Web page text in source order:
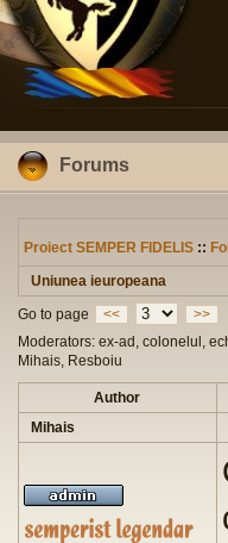
Forums
Proiect SEMPER FIDELIS ::
Uniunea ieuropeana
Go to page
<<
>>
Moderators: ex-ad, colonelul,
Mihais, Resboiu
Author
Mihais